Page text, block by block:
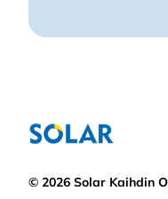
© 2026 Solar Kaihdin